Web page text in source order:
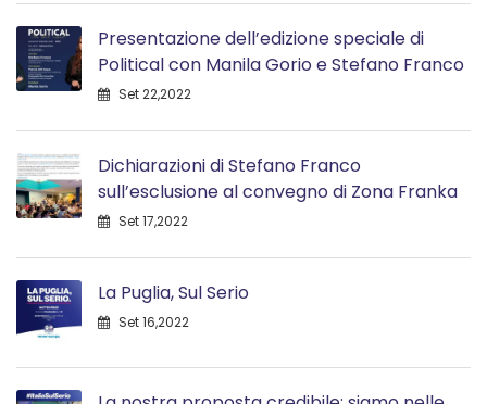
Presentazione dell’edizione speciale di
Political con Manila Gorio e Stefano Franco
Set 22,2022
Dichiarazioni di Stefano Franco
sull’esclusione al convegno di Zona Franka
Set 17,2022
La Puglia, Sul Serio
Set 16,2022